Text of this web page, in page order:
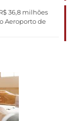
36,8 milhões
Aeroporto de